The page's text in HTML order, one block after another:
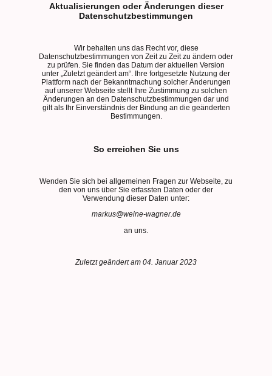
Aktualisierungen oder Änderungen dieser
Datenschutzbestimmungen
Wir behalten uns das Recht vor, diese
Datenschutzbestimmungen von Zeit zu Zeit zu ändern oder
zu prüfen. Sie finden das Datum der aktuellen Version
unter „Zuletzt geändert am“. Ihre fortgesetzte Nutzung der
Plattform nach der Bekanntmachung solcher Änderungen
auf unserer Webseite stellt Ihre Zustimmung zu solchen
Änderungen an den Datenschutzbestimmungen dar und
gilt als Ihr Einverständnis der Bindung an die geänderten
Bestimmungen.
So erreichen Sie uns
Wenden Sie sich bei allgemeinen Fragen zur Webseite, zu
den von uns über Sie erfassten Daten oder der
Verwendung dieser Daten unter:
markus@weine-wagner.de
an uns.
Zuletzt geändert am 04. Januar 2023